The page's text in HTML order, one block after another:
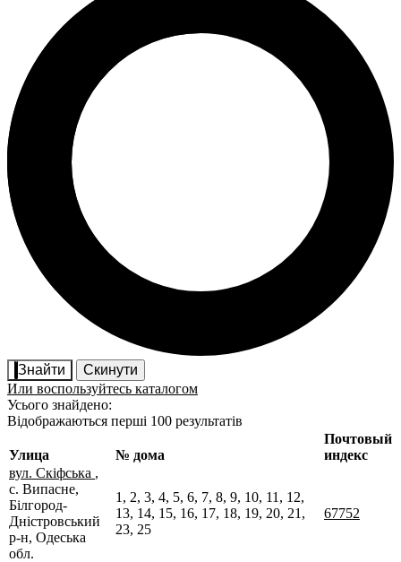
Знайти
Скинути
Или воспользуйтесь каталогом
Усього знайдено:
Відображаються перші 100 результатів
Улица № дома
Почтовый
индекс
вул. Скіфська ,
с. Випасне,
Білгород-
Дністровський
р-н, Одеська
обл.
1, 2, 3, 4, 5, 6, 7, 8, 9, 10, 11, 12,
13, 14, 15, 16, 17, 18, 19, 20, 21,
23, 25
67752